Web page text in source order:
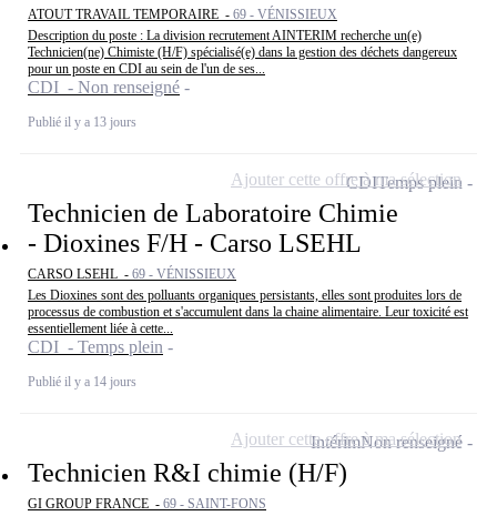
ATOUT TRAVAIL TEMPORAIRE - 69 - VÉNISSIEUX
Description du poste : La division recrutement AINTERIM recherche un(e)
Technicien(ne) Chimiste (H/F) spécialisé(e) dans la gestion des déchets dangereux
pour un poste en CDI au sein de l'un de ses...
CDI - Non renseigné
Publié il y a 13 jours
Technicien de Laboratoire Chimie
- Dioxines F/H - Carso LSEHL
CARSO LSEHL - 69 - VÉNISSIEUX
Les Dioxines sont des polluants organiques persistants, elles sont produites lors de
processus de combustion et s'accumulent dans la chaine alimentaire. Leur toxicité est
essentiellement liée à cette...
CDI - Temps plein
Publié il y a 14 jours
CDITemps plein
Ajouter cette offre à ma sélection
Technicien R&I chimie (H/F)
GI GROUP FRANCE - 69 - SAINT-FONS
IntérimNon renseigné
Ajouter cette offre à ma sélection